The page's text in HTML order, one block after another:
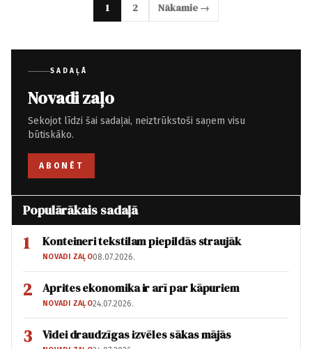
1 2 Nākamie →
SADAĻĀ
Novadi zaļo
Sekojot līdzi šai sadaļai, neiztrūkstoši saņem visu
būtiskāko.
ABONĒT
Populārākais sadaļā
1 Konteineri tekstilam piepildās straujāk
NOVADI ZAĻO08.07.2026.
2 Aprites ekonomika ir arī par kāpuriem
NOVADI ZAĻO24.07.2026.
3 Videi draudzīgas izvēles sākas mājās